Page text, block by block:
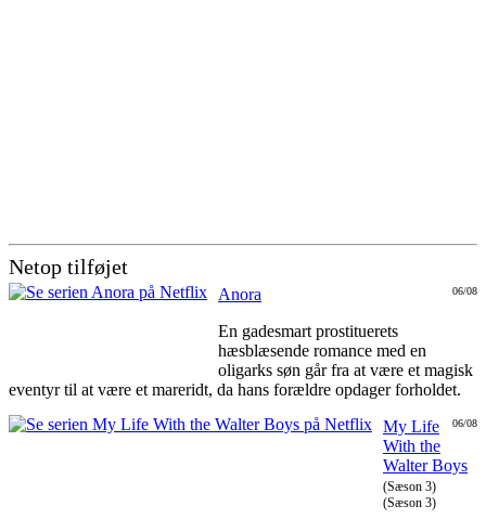
Netop tilføjet
06/08
Anora
En gadesmart prostituerets
hæsblæsende romance med en
oligarks søn går fra at være et magisk
eventyr til at være et mareridt, da hans forældre opdager forholdet.
06/08
My Life
With the
Walter Boys
(Sæson 3)
(Sæson 3)